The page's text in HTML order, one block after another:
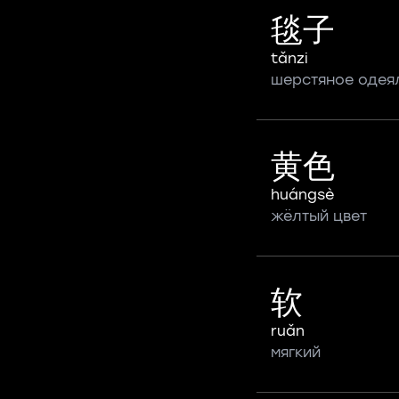
毯子
tǎnzi
шерстяное
黄色
huángsè
жёлтый цвет
软
ruǎn
мягкий